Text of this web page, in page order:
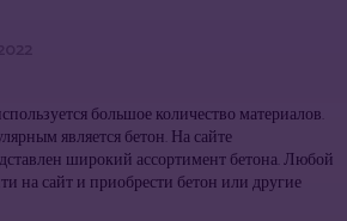
большое количество материалов.
является бетон. На сайте
широкий ассортимент бетона. Любой
на сайт и приобрести бетон или другие